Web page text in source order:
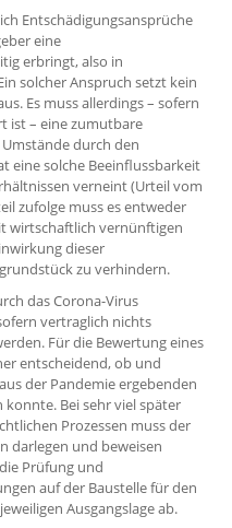
Entschädigungsansprüche
eine
erbringt, also in
solcher Anspruch setzt kein
Es muss allerdings – sofern
ist – eine zumutbare
durch den
eine solche Beeinflussbarkeit
verneint (Urteil vom
zufolge muss es entweder
wirtschaftlich vernünftigen
dieser
zu verhindern.
das Corona-Virus
vertraglich nichts
Für die Bewertung eines
entscheidend, ob und
der Pandemie ergebenden
Bei sehr viel später
Prozessen muss der
darlegen und beweisen
Prüfung und
auf der Baustelle für den
Ausgangslage ab.